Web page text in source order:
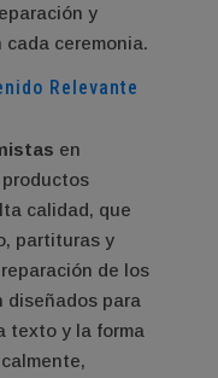
y
ceremonia.
Relevante
en
calidad, que
partituras y
de los
diseñados para
texto y la forma